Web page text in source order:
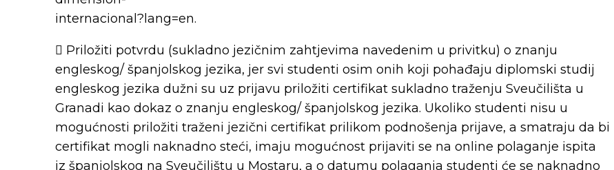
internacional?lang=en.
 Priložiti potvrdu (sukladno jezičnim zahtjevima navedenim u privitku) o znanju
engleskog/ španjolskog jezika, jer svi studenti osim onih koji pohađaju diplomski studij
engleskog jezika dužni su uz prijavu priložiti certifikat sukladno traženju Sveučilišta u
Granadi kao dokaz o znanju engleskog/ španjolskog jezika. Ukoliko studenti nisu u
mogućnosti priložiti traženi jezični certifikat prilikom podnošenja prijave, a smatraju da bi
certifikat mogli naknadno steći, imaju mogućnost prijaviti se na online polaganje ispita
iz španjolskog na Sveučilištu u Mostaru, a o datumu polaganja studenti će se naknadno